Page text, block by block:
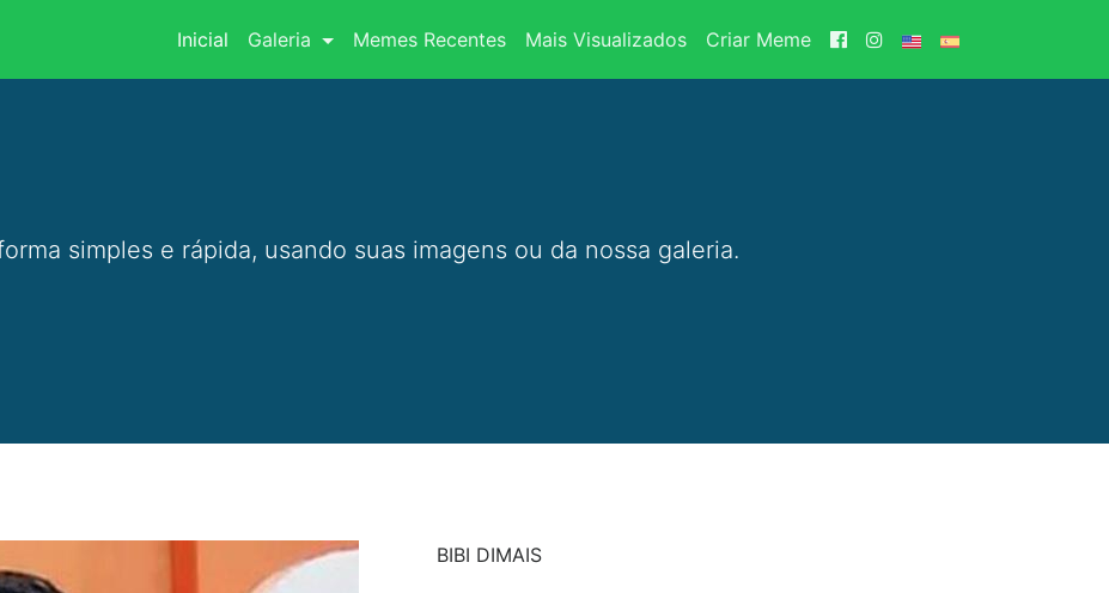
Inicial(current)
Galeria Memes Recentes Mais Visualizados Criar Meme
simples e rápida, usando suas imagens ou da nossa galeria.
BIBI DIMAIS